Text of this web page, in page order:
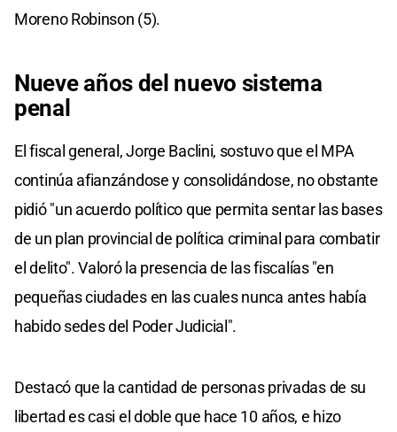
Moreno Robinson (5).
Nueve años del nuevo sistema
penal
El fiscal general, Jorge Baclini, sostuvo que el MPA
continúa afianzándose y consolidándose, no obstante
pidió "un acuerdo político que permita sentar las bases
de un plan provincial de política criminal para combatir
el delito". Valoró la presencia de las fiscalías "en
pequeñas ciudades en las cuales nunca antes había
habido sedes del Poder Judicial".
Destacó que la cantidad de personas privadas de su
libertad es casi el doble que hace 10 años, e hizo